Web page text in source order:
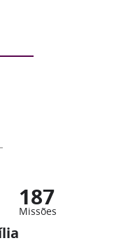
187
Missões